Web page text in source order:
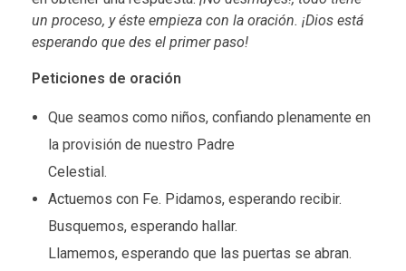
un proceso, y éste empieza con la oración. ¡Dios está
esperando que des el primer paso!
Peticiones de oración
Que seamos como niños, confiando plenamente en
la provisión de nuestro Padre
Celestial.
Actuemos con Fe. Pidamos, esperando recibir.
Busquemos, esperando hallar.
Llamemos, esperando que las puertas se abran.